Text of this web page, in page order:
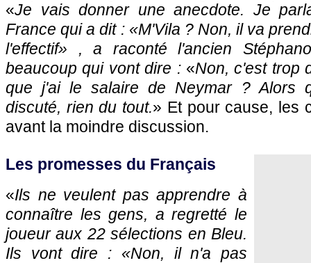
«Je vais donner une anecdote. Je
France qui a dit : «M'Vila ? Non, il va
l'effectif» , a raconté l'ancien
beaucoup qui vont dire : «Non, c'est trop
que j'ai le salaire de Neymar ? Alors
discuté, rien du tout.» Et pour cause, les
avant la moindre discussion.
Les promesses du Français
«Ils ne veulent pas apprendre à
connaître les gens, a regretté le
joueur aux 22 sélections en Bleu.
Ils vont dire : «Non, il n'a pas